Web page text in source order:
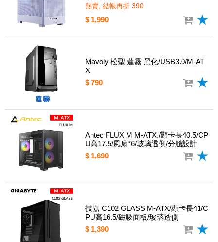
熱賣, 結帳再折 390
$ 1,990
Mavoly 松聖 蓮霧 黑化/USB3.0/M-AT
X
$ 790
Antec FLUX M M-ATX,/顯卡長40.5/CP
U高17.5/風扇*6/玻璃透側/分艙設計
$ 1,690
技嘉 C102 GLASS M-ATX/顯卡長41/C
PU高16.5/磁吸面板/玻璃透側
$ 1,390